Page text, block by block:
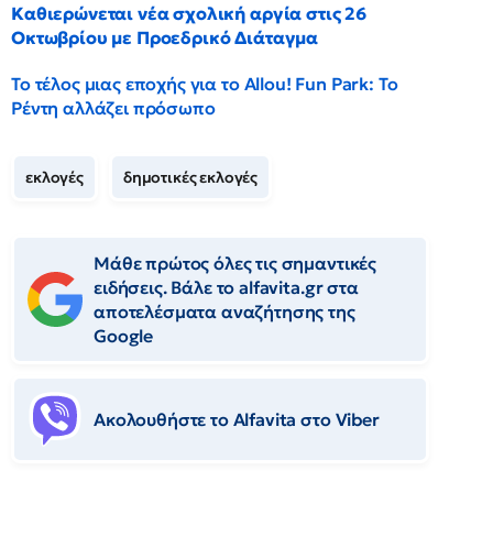
Καθιερώνεται νέα σχολική αργία στις 26
Οκτωβρίου με Προεδρικό Διάταγμα
Το τέλος μιας εποχής για το Allou! Fun Park: Το
Ρέντη αλλάζει πρόσωπο
εκλογές δημοτικές εκλογές
Μάθε πρώτος όλες τις σημαντικές
ειδήσεις. Βάλε το alfavita.gr στα
αποτελέσματα αναζήτησης της
Google
Ακολουθήστε το Αlfavita στο Viber